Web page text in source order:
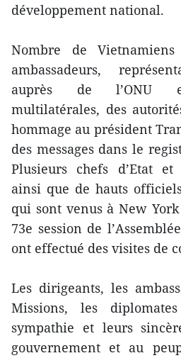
développement national.
Nombre de
ambassadeurs,
auprès de l’ONU et
multilatérales, des
hommage au président
des messages dans le
Plusieurs chefs d’Etat et
ainsi que de hauts
qui sont venus à New
73e session de
ont effectué des visites de
Les dirigeants, les
Missions, les
sympathie et leurs
gouvernement et au